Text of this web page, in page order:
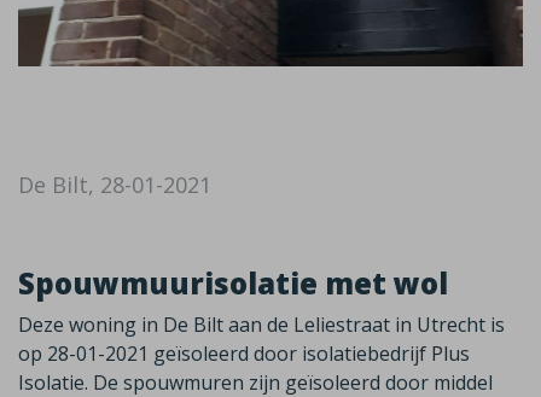
De Bilt, 28-01-2021
Spouwmuurisolatie met wol
Deze woning in De Bilt aan de Leliestraat in Utrecht is
op 28-01-2021 geïsoleerd door isolatiebedrijf Plus
Isolatie. De spouwmuren zijn geïsoleerd door middel